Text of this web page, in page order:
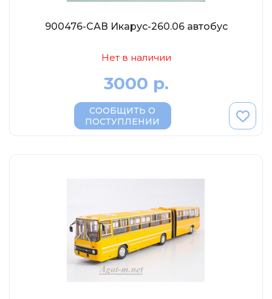
900476-САВ Икарус-260.06 автобус
Нет в наличии
3000 р.
СООБЩИТЬ О
ПОСТУПЛЕНИИ